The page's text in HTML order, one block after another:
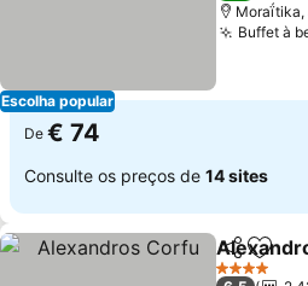
Escolha popular
Moraḯtika,
Buffet à
De € 74
Consulte os preços de 14 sites
Partilhar
4 Estrelas